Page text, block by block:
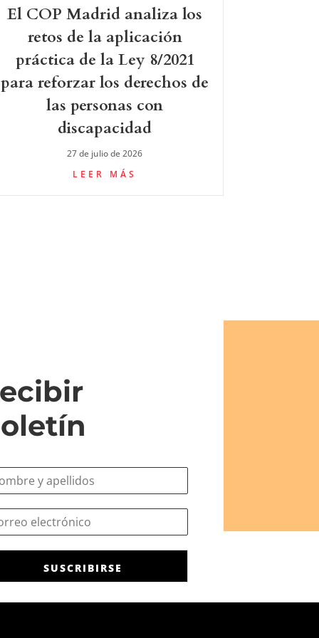
El COP Madrid analiza los
retos de la aplicación
práctica de la Ley 8/2021
para reforzar los derechos de
las personas con
discapacidad
27 de julio de 2026
LEER MÁS
SUSCRIBIRSE